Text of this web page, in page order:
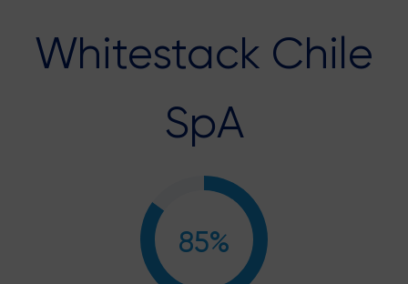
Whitestack Chile
SpA
85%